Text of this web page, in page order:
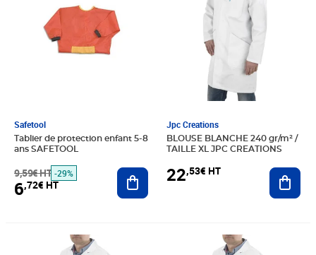
Safetool
Tablier de protection enfant 5-8
ans SAFETOOL
9,59€ HT -29%
6,72€ HT
Ajouter au panier
Jpc Creations
BLOUSE BLANCHE 240 gr/m² /
TAILLE XL JPC CREATIONS
22,53€ HT
Prix 26,52€ HT Prix 28,25€ HT